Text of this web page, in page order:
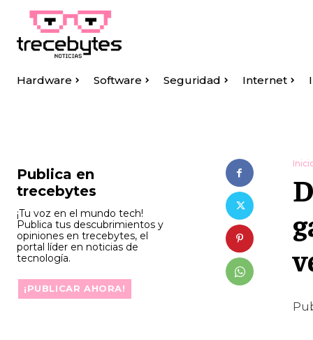
Hardware Software Seguridad Internet
Publica en
trecebytes
¡Tu voz en el mundo tech!
Publica tus descubrimientos y
opiniones en trecebytes, el
portal líder en noticias de
tecnología.
¡PUBLICAR AHORA!